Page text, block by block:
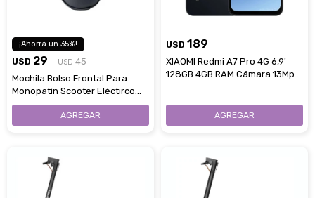
35
USD 29 USD 45
Mochila Bolso Frontal Para
Monopatín Scooter Eléctirco
XIAOMI
USD 189
XIAOMI Redmi A7 Pro 4G 6,9'
128GB 4GB RAM Cámara 13Mpx